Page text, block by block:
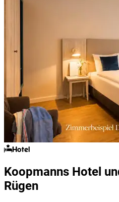
Hotel
Koopmanns Hotel
Rügen